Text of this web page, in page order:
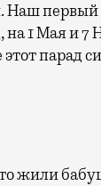
Наш
1 Мая и 7
парад
жили